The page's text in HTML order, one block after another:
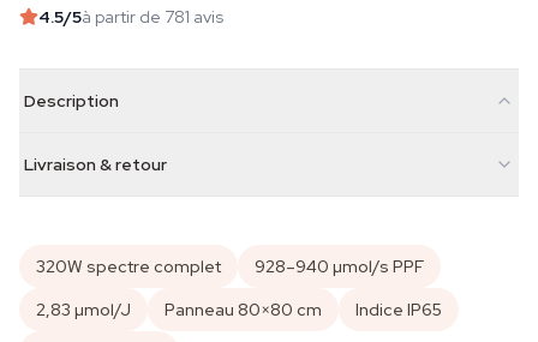
4.5/5à partir de 781 avis
Description
Livraison & retour
320W spectre complet
928–940 µmol/s PPF
2,83 µmol/J
Panneau 80×80 cm
Indice IP65